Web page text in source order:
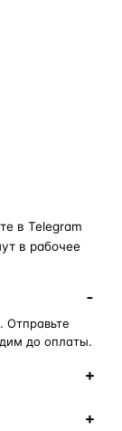
в Telegram
в рабочее
Отправьте
до оплаты.